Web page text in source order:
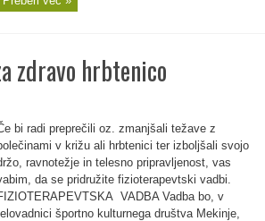
zdravo hrbtenico
bi radi preprečili oz. zmanjšali težave z
v križu ali hrbtenici ter izboljšali svojo
ravnotežje in telesno pripravljenost, vas
da se pridružite fizioterapevtski vadbi.
VADBA Vadba bo, v
športno kulturnega društva Mekinje,